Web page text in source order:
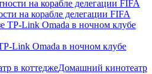
на корабле делегации FIFA
Link Omada в ночном клубе
Домашний кинотеатр